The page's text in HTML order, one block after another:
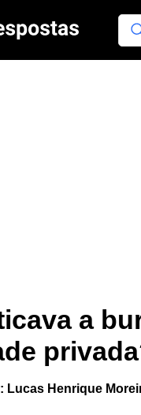
a
Lucas Henrique